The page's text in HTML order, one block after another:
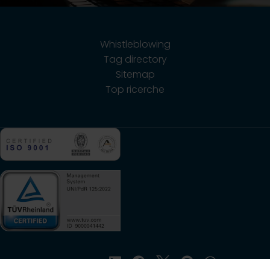
Whistleblowing
Tag directory
Sitemap
Top ricerche